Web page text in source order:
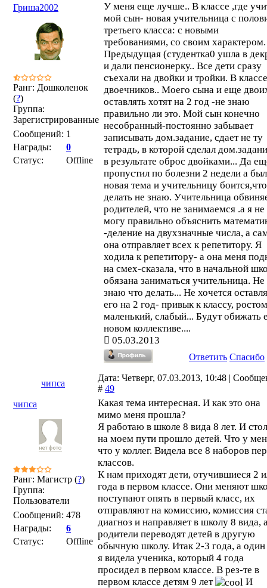
Гриша2002
Ранг: Дошколенок
(?)
Группа:
Зарегистрированные
Сообщений: 1
Награды:
0
Статус:
Offline
У меня еще лучше.. В классе ,где
мой сын- новая учительница с
третьего класса: с новыми
требованиями, со своим характером.
Предыдущая (студентка0 ушла в
и дали пенсионерку.. Все дети сразу
съехали на двойки и тройки. В
двоечников.. Моего сына и еще
оставлять хотят на 2 год -не знаю
правильно ли это. Мой сын конечно
несобранный-постоянно забывает
записывать дом.задание, сдает не ту
тетрадь, в которой сделал
в результате оброс двойками... Да
пропустил по болезни 2 недели а
новая тема и учительницу боится,что
делать не знаю. Учительница
родителей, что не занимаемся .а я не
могу правильно объяснить
-деление на двухзначные числа, а
она отправляет всех к репетитору. Я
ходила к репетитору- а она меня
на смех-сказала, что в начальной
обязана заниматься учительница. Не
знаю что делать... Не хочется
его на 2 год- привык к классу, ростом
маленький, слабый... Будут обижать
новом коллективе....
05.03.2013
Ответить Спасибо
чипса
Дата: Четверг, 07.03.2013, 10:48 |
# 49
чипса
Ранг: Магистр (?)
Группа:
Пользователи
Сообщений: 478
Награды:
6
Статус:
Offline
Какая тема интересная. И как это она
мимо меня прошла?
Я работаю в школе 8 вида 8 лет. И
на моем пути прошло детей. Что у
что у коллег. Видела все 8 наборов
классов.
К нам приходят дети, отучившиеся 2
года в первом классе. Они меняют
поступают опять в первый класс, их
отправляют на комиссию, комиссия
диагноз и направляет в школу 8 вида,
родители переводят детей в другую
обычную школу. Итак 2-3 года, а один
я видела ученика, который 4 года
просидел в первом классе. В рез-те в
первом классе детям 9 лет
И